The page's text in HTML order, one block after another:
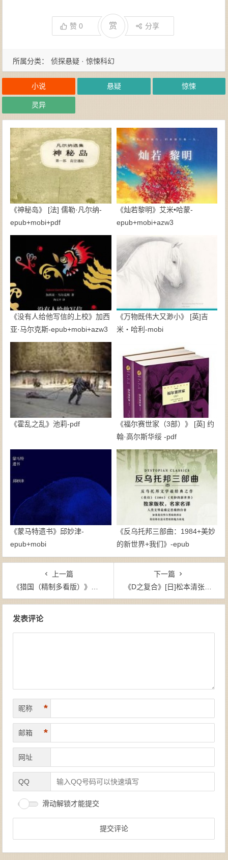
赞0 赏 分享
所属分类： 侦探悬疑 · 惊悚科幻
小说 悬疑 惊悚
灵异
《神秘岛》 [法] 儒勒·凡尔纳-
epub+mobi+pdf
《灿若黎明》艾米•哈蒙-
epub+mobi+azw3
《没有人给他写信的上校》加西
亚·马尔克斯-epub+mobi+azw3
《万物既伟大又渺小》 [英]吉
米・哈利-mobi
《霍乱之乱》池莉-pdf
《福尔赛世家（3部）》 [英] 约
翰·高尔斯华绥 -pdf
《蒙马特遗书》邱妙津-
epub+mobi
《反乌托邦三部曲：1984+美妙
的新世界+我们》-epub
上一篇
《猎国（精制多看版）》跳舞（作者）-epub+mobi
下一篇
《D之复合》[日]松本清张（作者）-epub+mobi+azw3
发表评论
昵称 *
邮箱 *
网址
QQ
滑动解锁才能提交